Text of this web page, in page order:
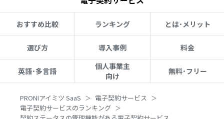
おすすめ比較 ランキング とは･メリット
選び方 導入事例 料金
英語･多言語
個人事業主
向け
無料･フリー
PRONIアイミツ SaaS
電子契約サービス
電子契約サービスのランキング